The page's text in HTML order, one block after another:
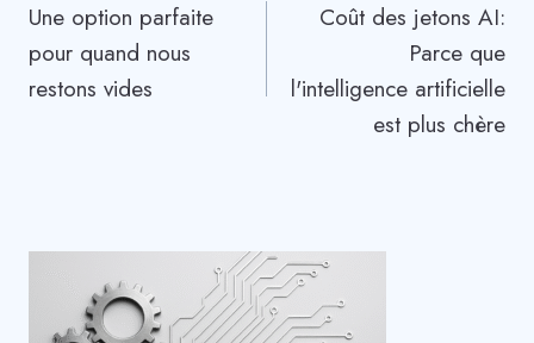
de
l’article
Une option parfaite
pour quand nous
restons vides
Coût des jetons AI:
Parce que
l'intelligence artificielle
est plus chère